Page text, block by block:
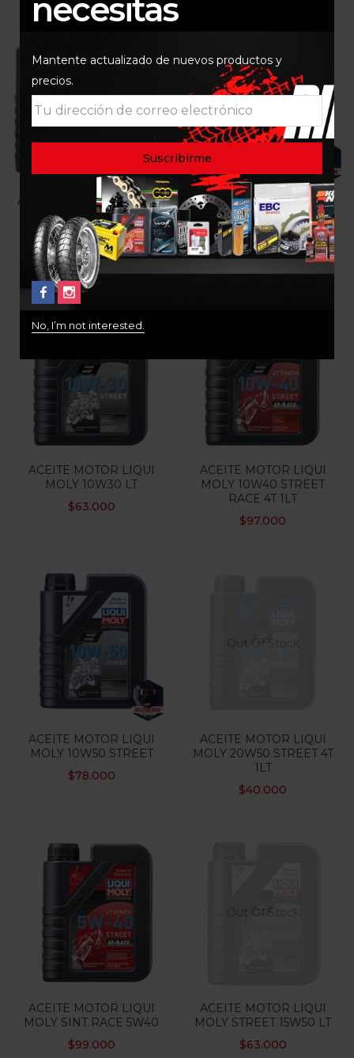
ACEITE MOTOR 4T 10W40
OFFROAD LM3055
$95.000
ACEITE MOTOR 5W40
LIQUI MOLY HC STREET
LM20750
$75.000
ACEITE MOTOR LIQUI
MOLY 10W30 LT
$63.000
ACEITE MOTOR LIQUI
MOLY 10W40 STREET
RACE 4T 1LT
$97.000
ACEITE MOTOR LIQUI
MOLY 10W50 STREET
$78.000
Out Of Stock
ACEITE MOTOR LIQUI
MOLY 20W50 STREET 4T
1LT
$40.000
ACEITE MOTOR LIQUI
MOLY SINT RACE 5W40
$99.000
Out Of Stock
ACEITE MOTOR LIQUI
MOLY STREET 15W50 LT
$63.000
necesitas
Mantente actualizado de nuevos productos y
precios.
No, I’m not interested.